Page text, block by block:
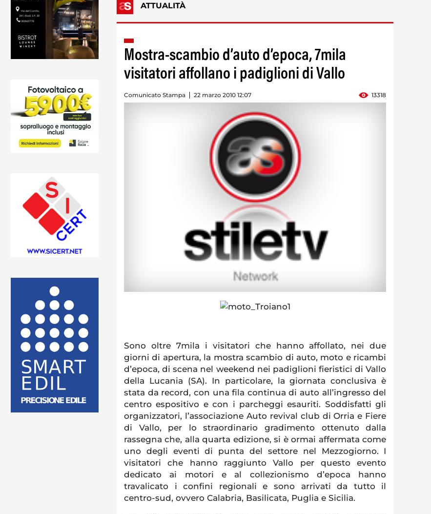
ATTUALITÀ
Mostra-scambio d’auto d’epoca, 7mila
visitatori affollano i padiglioni di Vallo
Comunicato Stampa 22 marzo 2010 12:07 13318
Sono oltre 7mila i visitatori che hanno affollato, nei due
giorni di apertura, la mostra scambio di auto, moto e ricambi
d’epoca, di scena nel weekend nei padiglioni fieristici di Vallo
della Lucania (SA). In particolare, la giornata conclusiva è
stata da record, con una fila continua di auto all’ingresso del
centro espositivo e con i parcheggi esauriti. Soddisfatti gli
organizzatori, l’associazione Auto revival club di Orria e Fiere
di Vallo, per lo straordinario gradimento ottenuto dalla
rassegna che, alla quarta edizione, si è ormai affermata come
uno degli eventi di punta del settore nel Mezzogiorno. I
visitatori che hanno raggiunto Vallo per questo evento
dedicato ai motori e al collezionismo d’epoca hanno
travalicato i confini regionali e sono arrivati da tutto il
centro-sud, ovvero Calabria, Basilicata, Puglia e Sicilia.